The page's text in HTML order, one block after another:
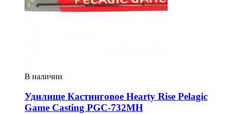
В наличии
Удилище Кастинговое Hearty Rise Pelagic
Game Casting PGC-732MH